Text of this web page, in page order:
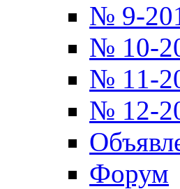
№ 9-
№ 10-
№ 11-
№ 12-
Форум